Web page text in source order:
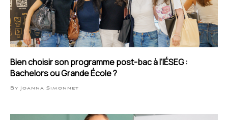
Bien choisir son programme post-bac à l’IÉSEG :
Bachelors ou Grande École ?
By Joanna Simonnet